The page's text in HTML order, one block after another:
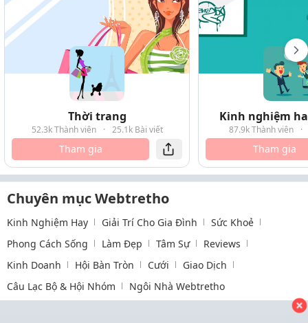
Thời trang
52.3k Thành viên · 25.1k Bài viết
Tham gia
Kinh nghiệm
87.9k Thành viên ·
Tham gia
Chuyên mục Webtretho
Kinh Nghiệm Hay Giải Trí Cho Gia Đình
Sức Khoẻ
Phong Cách Sống
Làm Đẹp Tâm Sự
Reviews
Kinh Doanh
Hội Bàn Tròn Cưới
Giao Dịch
Câu Lạc Bộ & Hội Nhóm
Ngôi Nhà Webtretho